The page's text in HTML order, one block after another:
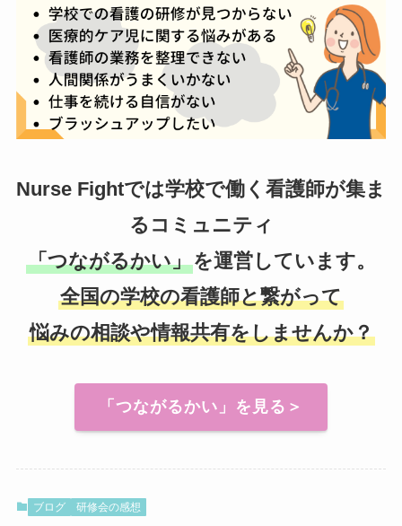
Nurse Fightでは学校で働く看護師が集ま
るコミュニティ
「つながるかい」を運営しています。
全国の学校の看護師と繋がって
悩みの相談や情報共有をしませんか？
「つながるかい」を見る＞
ブログ 研修会の感想